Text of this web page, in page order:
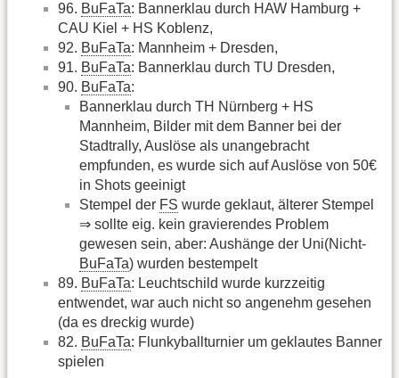
96. BuFaTa: Bannerklau durch HAW Hamburg +
CAU Kiel + HS Koblenz,
92. BuFaTa: Mannheim + Dresden,
91. BuFaTa: Bannerklau durch TU Dresden,
90. BuFaTa:
Bannerklau durch TH Nürnberg + HS
Mannheim, Bilder mit dem Banner bei der
Stadtrally, Auslöse als unangebracht
empfunden, es wurde sich auf Auslöse von 50€
in Shots geeinigt
Stempel der FS wurde geklaut, älterer Stempel
⇒ sollte eig. kein gravierendes Problem
gewesen sein, aber: Aushänge der Uni(Nicht-
BuFaTa) wurden bestempelt
89. BuFaTa: Leuchtschild wurde kurzzeitig
entwendet, war auch nicht so angenehm gesehen
(da es dreckig wurde)
82. BuFaTa: Flunkyballturnier um geklautes Banner
spielen